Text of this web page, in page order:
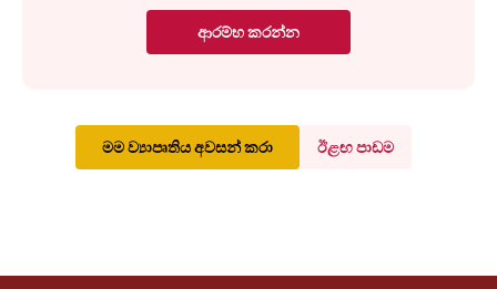
ආරම්භ කරන්න
මම ව්‍යාපෘතිය අවසන් කරා ඊළඟ පාඩම